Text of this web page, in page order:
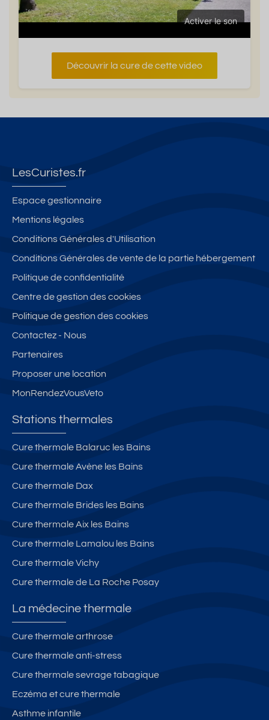
Activer le son
Découvrir la cure de cette video
LesCuristes.fr
Espace gestionnaire
Mentions légales
Conditions Générales d'Utilisation
Conditions Générales de vente de la partie hébergement
Politique de confidentialité
Centre de gestion des cookies
Politique de gestion des cookies
Contactez - Nous
Partenaires
Proposer une location
MonRendezVousVeto
Stations thermales
Cure thermale Balaruc les Bains
Cure thermale Avène les Bains
Cure thermale Dax
Cure thermale Brides les Bains
Cure thermale Aix les Bains
Cure thermale Lamalou les Bains
Cure thermale Vichy
Cure thermale de La Roche Posay
La médecine thermale
Cure thermale arthrose
Cure thermale anti-stress
Cure thermale sevrage tabagique
Eczéma et cure thermale
Asthme infantile